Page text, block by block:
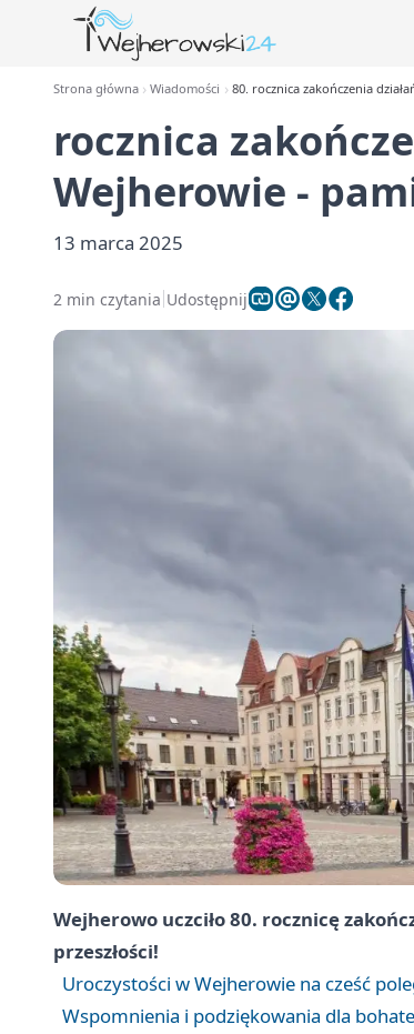
Strona główna Wiadomości 80. rocznica zakończenia
rocznica
Wejherowie -
13 marca 2025
2 min czytania Udostępnij
Wejherowo uczciło 80. rocznicę
przeszłości!
Uroczystości w Wejherowie na cześć
Wspomnienia i podziękowania dla